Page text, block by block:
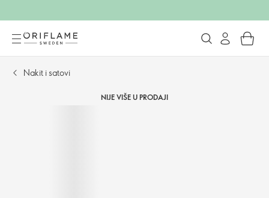
Nakit i satovi
NIJE VIŠE U PRODAJI